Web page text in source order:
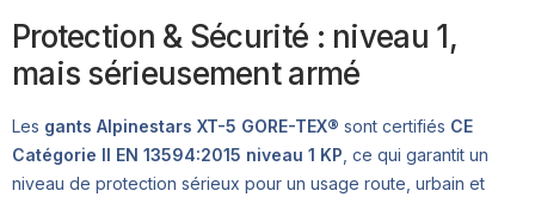
Protection & Sécurité : niveau 1,
mais sérieusement armé
Les gants Alpinestars XT-5 GORE-TEX® sont certifiés CE
Catégorie II EN 13594:2015 niveau 1 KP, ce qui garantit un
niveau de protection sérieux pour un usage route, urbain et